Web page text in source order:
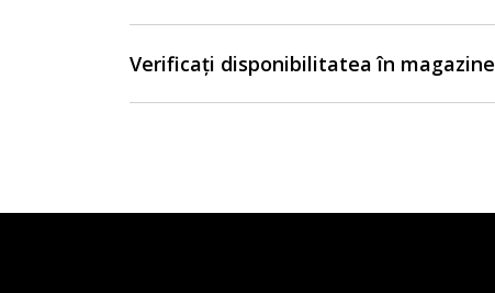
Verificați disponibilitatea în magazine